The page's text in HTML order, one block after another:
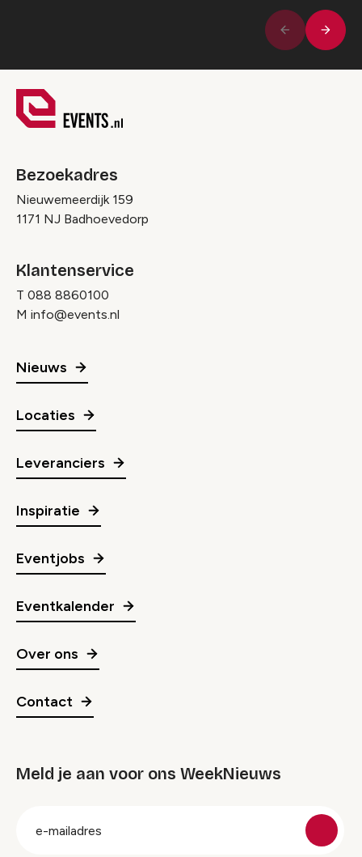
Vorige
Bezoekadres
Nieuwemeerdijk 159
1171 NJ Badhoevedorp
Klantenservice
T 088 8860100
M info@events.nl
Nieuws
Locaties
Leveranciers
Inspiratie
Eventjobs
Eventkalender
Over ons
Contact
Meld je aan voor ons WeekNieuws